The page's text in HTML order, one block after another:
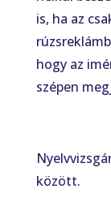
is, ha az
hogy az
szépen
között.